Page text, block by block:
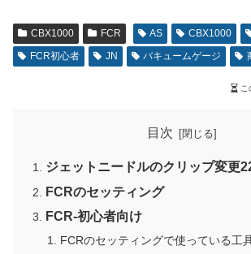
CBX1000 FCR AS CBX1000
FCR初心者
JN バキュームゲージ
こ
目次
ジェットニードルのクリップ変更
FCRのセッティング
FCR-初心者向け
FCRのセッティングで使っている工